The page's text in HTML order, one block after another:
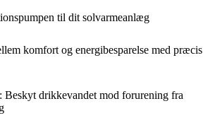
til dit solvarmeanlæg
komfort og energibesparelse med præcis
Beskyt drikkevandet mod forurening fra